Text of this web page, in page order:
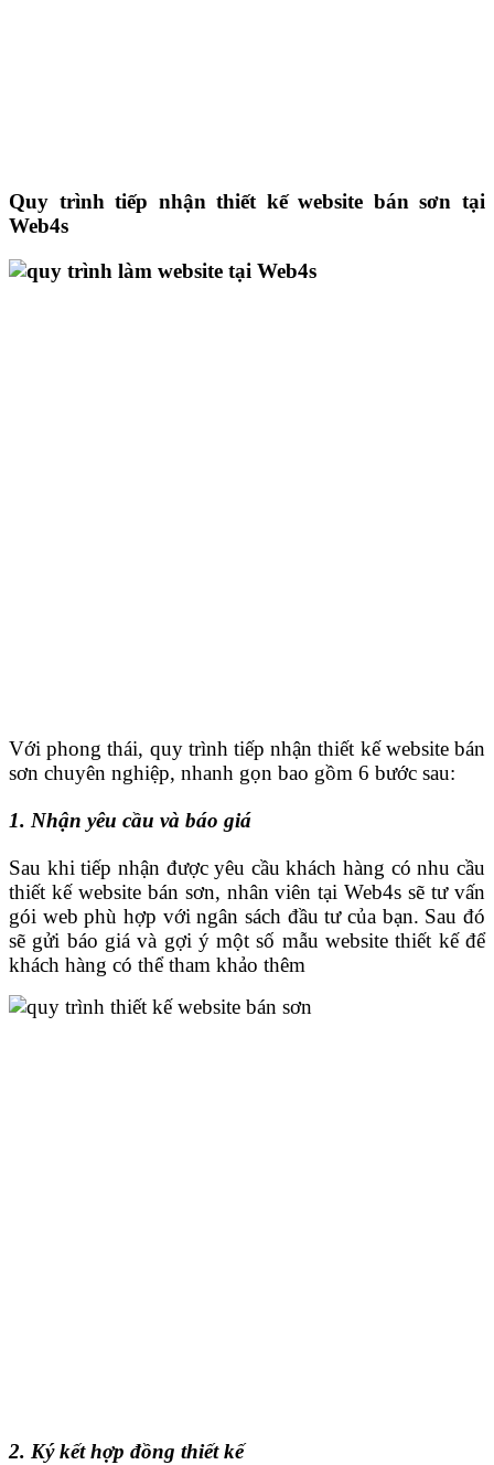
Quy trình tiếp nhận thiết kế website bán sơn tại
Web4s
Với phong thái, quy trình tiếp nhận thiết kế website bán
sơn chuyên nghiệp, nhanh gọn bao gồm 6 bước sau:
1. Nhận yêu cầu và báo giá
Sau khi tiếp nhận được yêu cầu khách hàng có nhu cầu
thiết kế website bán sơn, nhân viên tại Web4s sẽ tư vấn
gói web phù hợp với ngân sách đầu tư của bạn. Sau đó
sẽ gửi báo giá và gợi ý một số mẫu website thiết kế để
khách hàng có thể tham khảo thêm
2. Ký kết hợp đồng thiết kế